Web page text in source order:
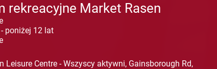
rekreacyjne Market Rasen
poniżej 12 lat
Leisure Centre - Wszyscy aktywni, Gainsborough Rd,